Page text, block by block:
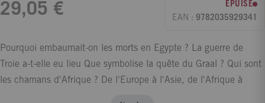
29,05 €
EPUISÉ
EAN : 9782035929341
Pourquoi embaumait-on les morts en Egypte ? La guerre de
Troie a-t-elle eu lieu Que symbolise la quête du Graal ? Qui sont
les chamans d'Afrique ? De l'Europe à l'Asie, de l'Afrique à